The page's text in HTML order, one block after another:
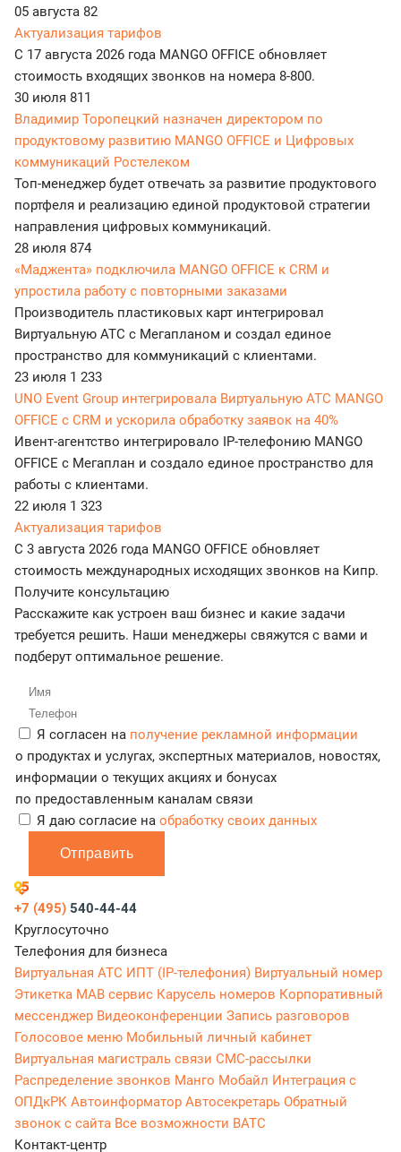
05 августа 82
Актуализация тарифов
С 17 августа 2026 года MANGO OFFICE обновляет
стоимость входящих звонков на номера 8-800.
30 июля 811
Владимир Торопецкий назначен директором по
продуктовому развитию MANGO OFFICE и Цифровых
коммуникаций Ростелеком
Топ-менеджер будет отвечать за развитие продуктового
портфеля и реализацию единой продуктовой стратегии
направления цифровых коммуникаций.
28 июля 874
«Маджента» подключила MANGO OFFICE к CRM и
упростила работу с повторными заказами
Производитель пластиковых карт интегрировал
Виртуальную АТС с Мегапланом и создал единое
пространство для коммуникаций с клиентами.
23 июля 1 233
UNO Event Group интегрировала Виртуальную АТС MANGO
OFFICE с CRM и ускорила обработку заявок на 40%
Ивент-агентство интегрировало IP-телефонию MANGO
OFFICE с Мегаплан и создало единое пространство для
работы с клиентами.
22 июля 1 323
Актуализация тарифов
С 3 августа 2026 года MANGO OFFICE обновляет
стоимость международных исходящих звонков на Кипр.
Получите консультацию
Расскажите как устроен ваш бизнес и какие задачи
требуется решить. Наши менеджеры свяжутся с вами и
подберут оптимальное решение.
Я согласен на получение рекламной информации
о продуктах и услугах, экспертных материалов, новостях,
информации о текущих акциях и бонусах
по предоставленным каналам связи
Я даю согласие на обработку своих данных
Отправить
+7 (495) 540-44-44
Круглосуточно
Телефония для бизнеса
Виртуальная АТС ИПТ (IP-телефония) Виртуальный номер
Этикетка МАВ сервис Карусель номеров Корпоративный
мессенджер Видеоконференции Запись разговоров
Голосовое меню Мобильный личный кабинет
Виртуальная магистраль связи СМС-рассылки
Распределение звонков Манго Мобайл Интеграция с
ОПДкРК Автоинформатор Автосекретарь Обратный
звонок с сайта Все возможности ВАТС
Контакт-центр